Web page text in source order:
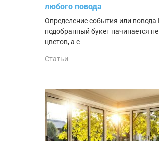
Optris PI 640
любого повода
Определение события или
подобранный букет начинается
цветов, а с
Статьи